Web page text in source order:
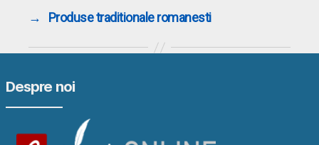
→
Produse traditionale romanesti
Despre noi